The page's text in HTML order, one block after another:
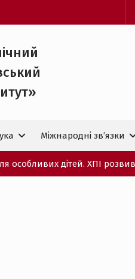
Міжнародні зв’язки
дітей. ХПІ